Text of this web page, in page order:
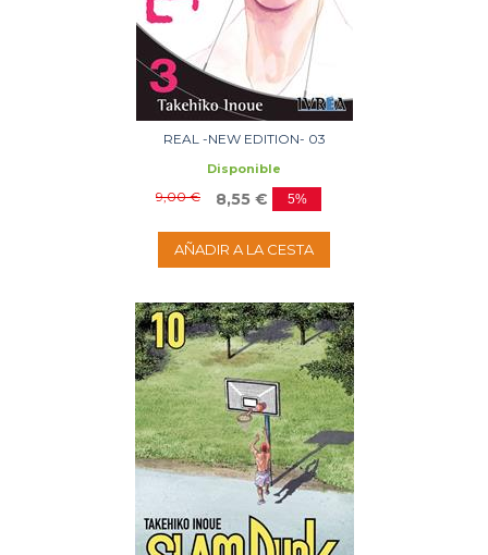
REAL -NEW EDITION- 03
Disponible
9,00 € 8,55 € 5%
AÑADIR A LA CESTA